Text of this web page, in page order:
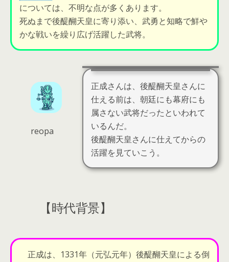
については、不明な点が多くあります。
死ぬまで後醍醐天皇に寄り添い、武勇と知略で鮮や
かな戦いを繰り広げ活躍した武将。
reopa
正成さんは、後醍醐天皇さんに
仕える前は、朝廷にも幕府にも
属さない武将だったといわれて
いるんだ。
後醍醐天皇さんに仕えてからの
活躍を見ていこう。
【時代背景】
正成は、1331年（元弘元年）後醍醐天皇による倒